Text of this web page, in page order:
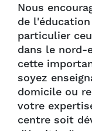
Nous
de
particulier
dans le nord-
cette
soyez
domicile ou
votre
centre soit